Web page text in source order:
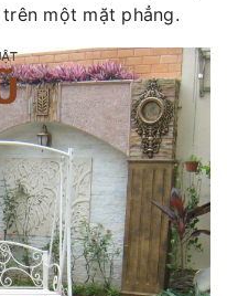
một mặt phẳng.